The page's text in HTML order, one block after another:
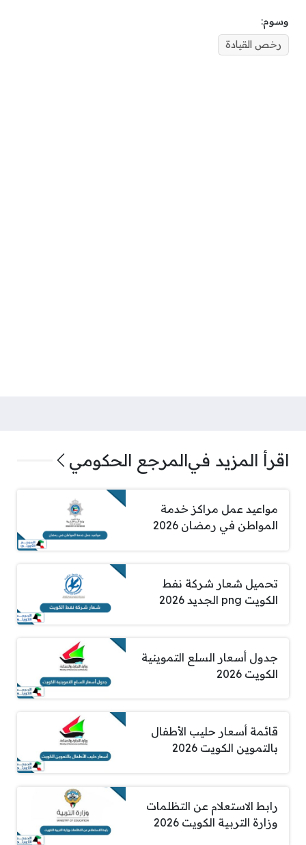
وسوم:
رخص القيادة
اقرأ المزيد فيالمرجع الحكومي
مواعيد عمل مراكز خدمة
المواطن في رمضان 2026
تحميل شعار شركة نفط
الكويت png الجديد 2026
جدول أسعار السلع التموينية
الكويت 2026
قائمة أسعار حليب الأطفال
بالتموين الكويت 2026
رابط الاستعلام عن التظلمات
وزارة التربية الكويت 2026